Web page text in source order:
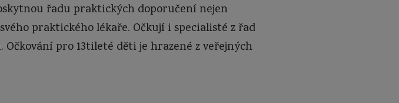
řadu praktických doporučení nejen
praktického lékaře. Očkují i specialisté z řad
pro 13tileté děti je hrazené z veřejných